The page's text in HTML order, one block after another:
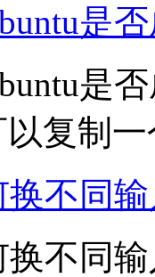
是
是
复制
换不同
换不同